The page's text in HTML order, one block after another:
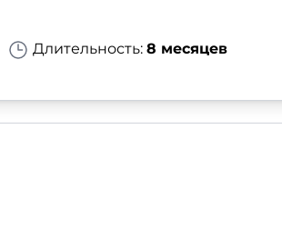
Длительность: 8 месяцев